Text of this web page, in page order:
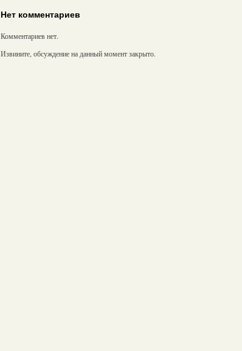
Нет комментариев
Комментариев нет.
Извините, обсуждение на данный момент закрыто.